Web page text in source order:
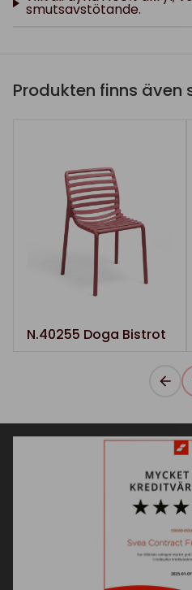
smutsavstötande.
Produkten finns även
N.40255 Doga Bistrot